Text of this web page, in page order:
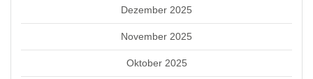
Dezember 2025
November 2025
Oktober 2025